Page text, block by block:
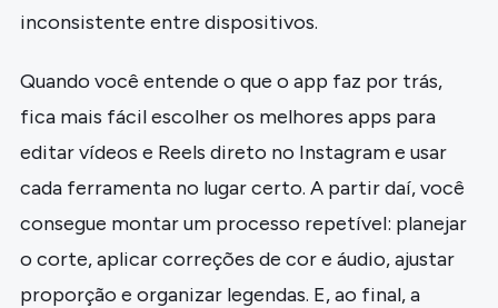
inconsistente entre dispositivos.
Quando você entende o que o app faz por trás,
fica mais fácil escolher os melhores apps para
editar vídeos e Reels direto no Instagram e usar
cada ferramenta no lugar certo. A partir daí, você
consegue montar um processo repetível: planejar
o corte, aplicar correções de cor e áudio, ajustar
proporção e organizar legendas. E, ao final, a